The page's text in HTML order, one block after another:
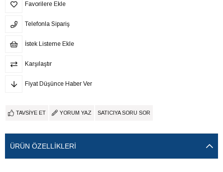
Favorilere Ekle
Telefonla Sipariş
İstek Listeme Ekle
Karşılaştır
Fiyat Düşünce Haber Ver
TAVSIYE ET YORUM YAZ SATICIYA SORU SOR
ÜRÜN ÖZELLIKLERI